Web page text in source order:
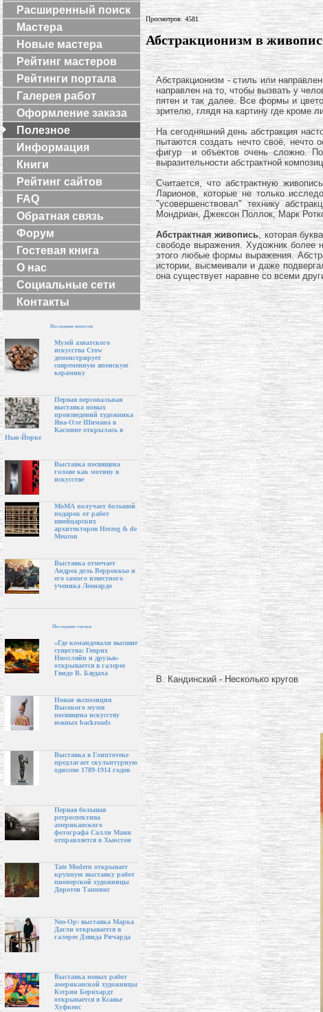
Расширенный поиск
Мастера
Новые мастера
Рейтинг мастеров
Рейтинги портала
Галерея работ
Оформление заказа
Полезное
Информация
Книги
Рейтинг сайтов
FAQ
Обратная связь
Форум
Гостевая книга
О нас
Социальные сети
Контакты
Последние новости
Музей азиатского
искусства Crow
демонстрирует
современную японскую
керамику
Первая персональная
выставка новых
произведений художника
Яна-Оле Шимана в
Касмине открылась в
Нью-Йорке
Выставка посвящена
голове как мотиву в
искусстве
МоМА получает большой
подарок от работ
швейцарских
архитекторов Herzog & de
Meuron
Выставка отмечает
Андреа дель Верроккьо и
его самого известного
ученика Леонардо
Последние статьи
«Где командовали высшие
существа: Генрих
Нюссляйн и друзья»
открывается в галерее
Гвидо В. Баудаха
Новая экспозиция
Высокого музея
посвящена искусству
южных backroads
Выставка в Глиптотеке
предлагает скульптурную
одиссею 1789-1914 годов
Первая большая
ретроспектива
американского
фотографа Салли Манн
отправляется в Хьюстон
Tate Modern открывает
крупную выставку работ
пионерской художницы
Доротеи Таннинг
Neo-Op: выставка Марка
Дагли открывается в
галерее Дэвида Ричарда
Выставка новых работ
американской художницы
Кэтрин Бернхардт
открывается в Ксавье
Хуфкенс
Просмотров: 4581
Абстракционизм в
Абстракционизм - стиль или
направлен на то, чтобы вызвать у
пятен и так далее. Все формы и
зрителю, глядя на картину где кроме
На сегодняшний день абстракция
пытаются создать нечто своё, нечто
фигур и объектов очень сложно. По
выразительности абстрактной
Считается, что абстрактную
Ларионов, которые не только
"усовершенствовал" технику
Мондриан, Джексон Поллок, Марк
Абстрактная живопись, которая
свободе выражения. Художник более
этого любые формы выражения.
истории, высмеивали и даже
она существует наравне со всеми
В. Кандинский - Несколько кругов